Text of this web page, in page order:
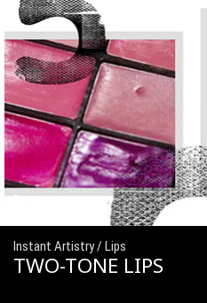
Instant Artistry / Lips
TWO-TONE LIPS